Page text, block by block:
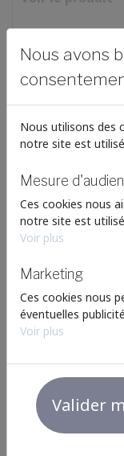
Nous avons
Nous utilisons des
notre site est
Mesure
Ces cookies nous
notre site est
sont les plus vues,
meilleure
Voir plus
Marketing
Ces cookies nous
éventuelles
proposer ont été
Voir plus
Valider